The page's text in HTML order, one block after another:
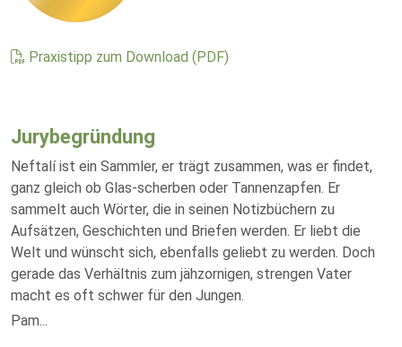
Praxistipp zum Download (PDF)
Jurybegründung
Neftalí ist ein Sammler, er trägt zusammen, was er findet,
ganz gleich ob Glas-scherben oder Tannenzapfen. Er
sammelt auch Wörter, die in seinen Notizbüchern zu
Aufsätzen, Geschichten und Briefen werden. Er liebt die
Welt und wünscht sich, ebenfalls geliebt zu werden. Doch
gerade das Verhältnis zum jähzornigen, strengen Vater
macht es oft schwer für den Jungen.
Pam...